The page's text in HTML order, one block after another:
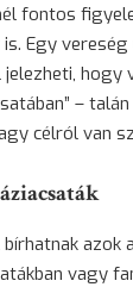
fontos
Egy
hogy
–
célról van
azok
vagy